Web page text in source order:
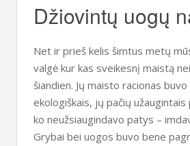
Džiovintų uogų
Net ir prieš kelis šimtus metų
valgė kur kas sveikesnį maistą
šiandien. Jų maisto racionas
ekologiškais, jų pačių
ko neužsiaugindavo patys –
Grybai bei uogos buvo bene